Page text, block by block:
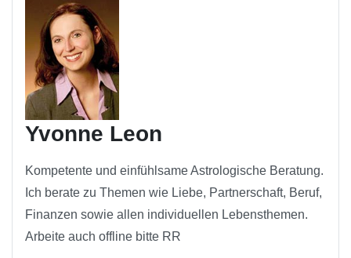
Yvonne Leon
Kompetente und einfühlsame Astrologische Beratung.
Ich berate zu Themen wie Liebe, Partnerschaft, Beruf,
Finanzen sowie allen individuellen Lebensthemen.
Arbeite auch offline bitte RR